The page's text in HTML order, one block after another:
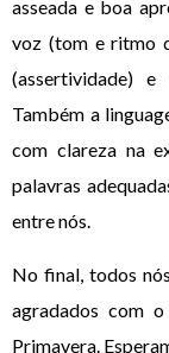
asseada e boa
voz (tom e ritmo
(assertividade)
Também a
com clareza na
palavras
entre nós.
No final, todos
agradados com
Primavera.